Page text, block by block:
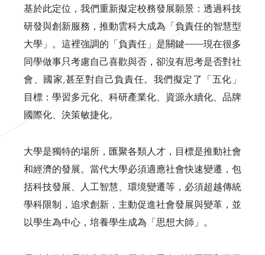
基於此定位，我們重新擬定校務發展願景：透過科技
研發與創新服務，推動雲科大成為「負責任的智慧型
大學」。這裡強調的「負責任」是關鍵——現在很多
同學做事只考慮自己喜歡與否，卻沒有思考是否對社
會、國家,甚至對自己負責任。我們擬定了「五化」
目標：學習多元化、科研產業化、資源永續化、品牌
國際化、決策敏捷化。
大學是獨特的場所，匯聚各類人才，目標是推動社會
和經濟的發展。當代大學必須適應社會快速變遷，包
括科技發展、人工智慧、環境變遷等，必須超越傳統
學科限制，追求創新，主動促進社會發展與變革，並
以學生為中心，培養學生成為「思想大師」。